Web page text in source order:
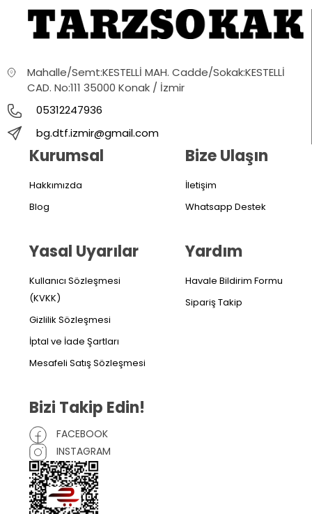
Mahalle/Semt:KESTELLİ MAH. Cadde/Sokak:KESTELLİ
CAD. No:111 35000 Konak / İzmir
05312247936
bg.dtf.izmir@gmail.com
Kurumsal
Hakkımızda
Blog
Yasal Uyarılar
Kullanıcı Sözleşmesi
(KVKK)
Gizlilik Sözleşmesi
İptal ve İade Şartları
Mesafeli Satış Sözleşmesi
Bize Ulaşın
İletişim
Whatsapp Destek
Yardım
Havale Bildirim Formu
Sipariş Takip
Bizi Takip Edin!
FACEBOOK
INSTAGRAM